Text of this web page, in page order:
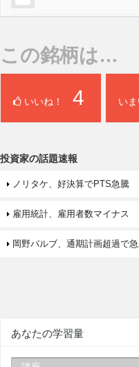
この銘柄は…
いいね！ 4 い
投資家の話題速報
ノリタケ、好決算でPTS急騰
雇用統計、雇用者数マイナス
岡野バルブ、通期計画超過で
あなたの学習量